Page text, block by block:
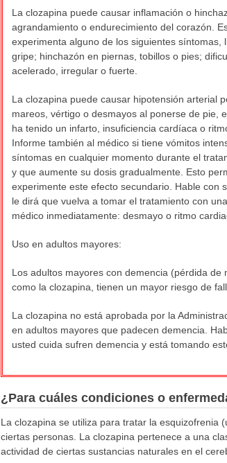
La clozapina puede causar inflamación o
agrandamiento o endurecimiento del corazón.
experimenta alguno de los siguientes
gripe; hinchazón en piernas, tobillos o pies;
acelerado, irregular o fuerte.
La clozapina puede causar hipotensión arterial
mareos, vértigo o desmayos al ponerse de pie,
ha tenido un infarto, insuficiencia cardíaca o
Informe también al médico si tiene vómitos
síntomas en cualquier momento durante el
y que aumente su dosis gradualmente. Esto
experimente este efecto secundario. Hable con
le dirá que vuelva a tomar el tratamiento con
médico inmediatamente: desmayo o ritmo
Uso en adultos mayores:
Los adultos mayores con demencia (pérdida
como la clozapina, tienen un mayor riesgo de
La clozapina no está aprobada por la
en adultos mayores que padecen demencia.
usted cuida sufren demencia y está tomando
¿Para cuáles condiciones o
La clozapina se utiliza para tratar la esquizofrenia
ciertas personas. La clozapina pertenece a una
actividad de ciertas sustancias naturales en el